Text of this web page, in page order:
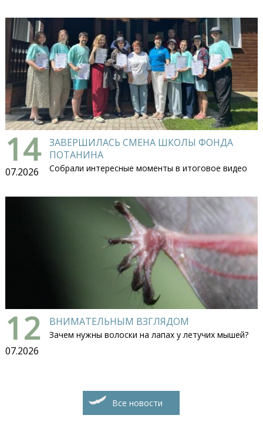
14
07.2026
ЗАВЕРШИЛАСЬ СМЕНА ШКОЛЫ ФОНДА
ПОТАНИНА
Собрали интересные моменты в итоговое видео
12
07.2026
ВНИМАТЕЛЬНЫМ ВЗГЛЯДОМ
Зачем нужны волоски на лапах у летучих мышей?
Все новости